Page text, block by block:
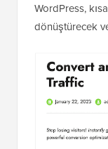
WordPress,
dönüştürecek